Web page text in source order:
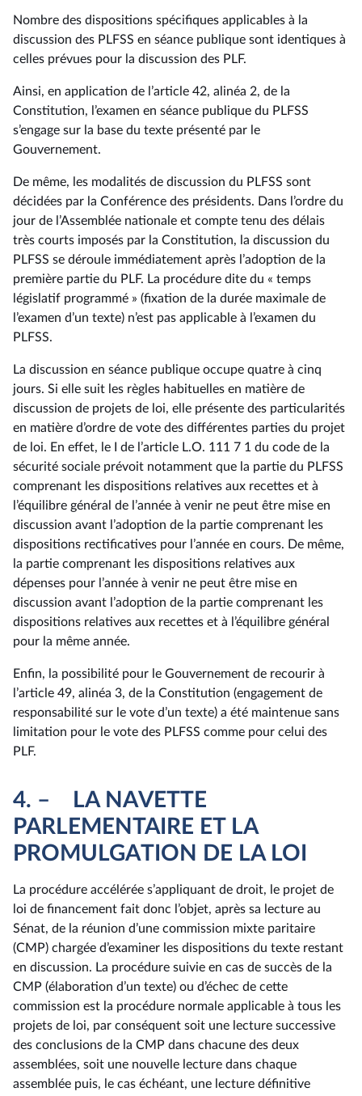
Nombre des dispositions spécifiques applicables à la
discussion des PLFSS en séance publique sont identiques à
celles prévues pour la discussion des PLF.
Ainsi, en application de l’article 42, alinéa 2, de la
Constitution, l’examen en séance publique du PLFSS
s’engage sur la base du texte présenté par le
Gouvernement.
De même, les modalités de discussion du PLFSS sont
décidées par la Conférence des présidents. Dans l’ordre du
jour de l’Assemblée nationale et compte tenu des délais
très courts imposés par la Constitution, la discussion du
PLFSS se déroule immédiatement après l’adoption de la
première partie du PLF. La procédure dite du « temps
législatif programmé » (fixation de la durée maximale de
l’examen d’un texte) n’est pas applicable à l’examen du
PLFSS.
La discussion en séance publique occupe quatre à cinq
jours. Si elle suit les règles habituelles en matière de
discussion de projets de loi, elle présente des particularités
en matière d’ordre de vote des différentes parties du projet
de loi. En effet, le I de l’article L.O. 111 7 1 du code de la
sécurité sociale prévoit notamment que la partie du PLFSS
comprenant les dispositions relatives aux recettes et à
l’équilibre général de l’année à venir ne peut être mise en
discussion avant l’adoption de la partie comprenant les
dispositions rectificatives pour l’année en cours. De même,
la partie comprenant les dispositions relatives aux
dépenses pour l’année à venir ne peut être mise en
discussion avant l’adoption de la partie comprenant les
dispositions relatives aux recettes et à l’équilibre général
pour la même année.
Enfin, la possibilité pour le Gouvernement de recourir à
l’article 49, alinéa 3, de la Constitution (engagement de
responsabilité sur le vote d’un texte) a été maintenue sans
limitation pour le vote des PLFSS comme pour celui des
PLF.
4. – LA NAVETTE
PARLEMENTAIRE ET LA
PROMULGATION DE LA LOI
La procédure accélérée s’appliquant de droit, le projet de
loi de financement fait donc l’objet, après sa lecture au
Sénat, de la réunion d’une commission mixte paritaire
(CMP) chargée d’examiner les dispositions du texte restant
en discussion. La procédure suivie en cas de succès de la
CMP (élaboration d’un texte) ou d’échec de cette
commission est la procédure normale applicable à tous les
projets de loi, par conséquent soit une lecture successive
des conclusions de la CMP dans chacune des deux
assemblées, soit une nouvelle lecture dans chaque
assemblée puis, le cas échéant, une lecture définitive